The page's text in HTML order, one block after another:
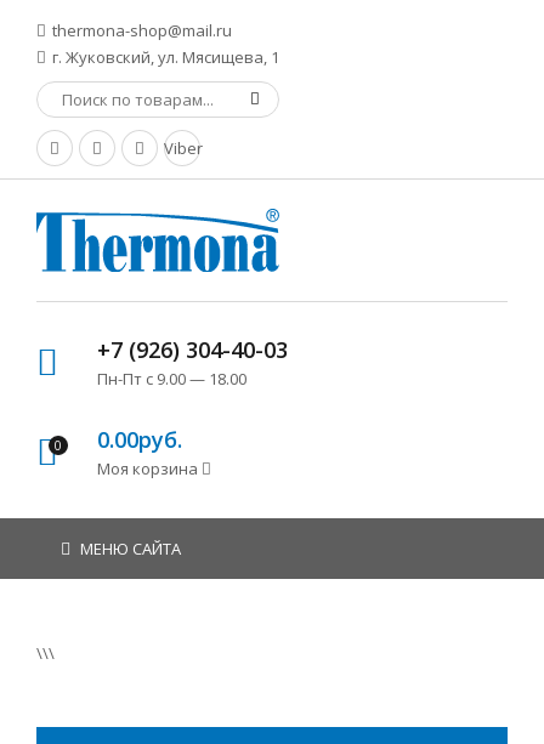
thermona-shop@mail.ru
г. Жуковский, ул. Мясищева, 1
Viber
+7 (926) 304-40-03
Пн-Пт с 9.00 — 18.00
0 0.00руб.
Моя корзина
МЕНЮ САЙТА
\\\